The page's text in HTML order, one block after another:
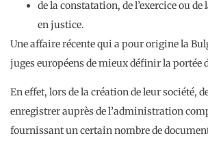
de la constatation, de l’exercice ou de
en justice.
Une affaire récente qui a pour origine la
juges européens de mieux définir la portée
En effet, lors de la création de leur société,
enregistrer auprès de l’administration
fournissant un certain nombre de